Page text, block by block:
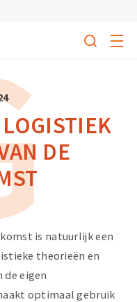
Search
DE
is natuurlijk een
theorieën en
eigen
optimaal gebruik